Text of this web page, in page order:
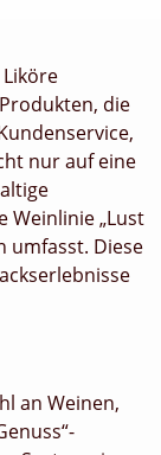
die
nur auf eine
Weinlinie „Lust
umfasst. Diese
an Weinen,